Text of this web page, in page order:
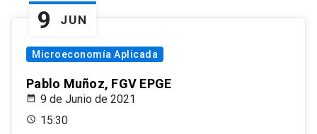
9 JUN
Microeconomía Aplicada
Pablo Muñoz, FGV EPGE
9 de Junio de 2021
15:30